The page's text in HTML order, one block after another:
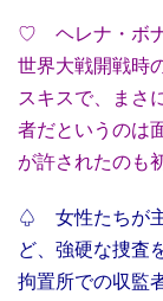
♡ ヘレナ・ボナ
世界大戦開戦時
スキスで、まさ
者だというのは
が許されたのも
♤ 女性たちが主
ど、強硬な捜査
拘置所での収監